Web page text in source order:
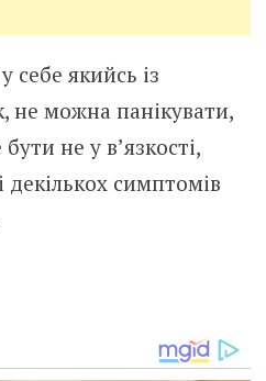
себе якийсь із
не можна панікувати,
не у в’язкості,
симптомів